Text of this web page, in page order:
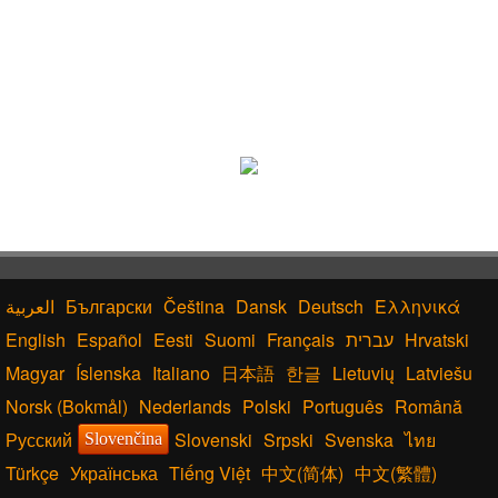
Български Čeština Dansk Deutsch Ελληνικά
English Español Eesti Suomi Français עברית Hrvatski
Magyar Íslenska Italiano 日本語 한글 Lietuvių Latviešu
Norsk (Bokmål) Nederlands Polski Português Română
Русский
Slovenčina Slovenski Srpski Svenska ไทย
Türkçe Українська Tiếng Việt 中文(简体) 中文(繁體)